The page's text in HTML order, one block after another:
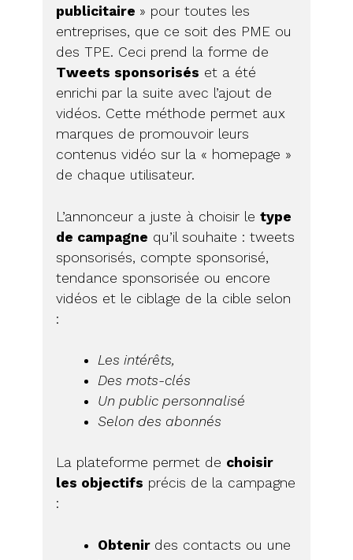
publicitaire » pour toutes les
entreprises, que ce soit des PME ou
des TPE. Ceci prend la forme de
Tweets sponsorisés et a été
enrichi par la suite avec l’ajout de
vidéos. Cette méthode permet aux
marques de promouvoir leurs
contenus vidéo sur la « homepage »
de chaque utilisateur.
L’annonceur a juste à choisir le type
de campagne qu’il souhaite : tweets
sponsorisés, compte sponsorisé,
tendance sponsorisée ou encore
vidéos et le ciblage de la cible selon
:
Les intérêts,
Des mots-clés
Un public personnalisé
Selon des abonnés
La plateforme permet de choisir
les objectifs précis de la campagne
:
Obtenir des contacts ou une